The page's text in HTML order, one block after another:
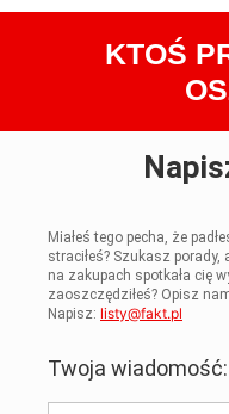
KTOŚ
Miałeś tego pecha, że
straciłeś? Szukasz
na zakupach spotkała cię
zaoszczędziłeś? Opisz
Napisz: listy@fakt.pl
Twoja wiadomość: